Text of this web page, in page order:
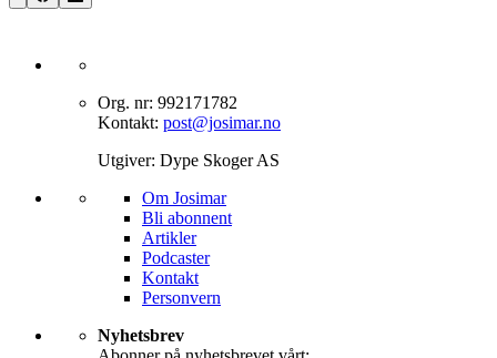
Org. nr: 992171782
Kontakt: post@josimar.no
Utgiver: Dype Skoger AS
Om J‌osimar ‍ ​‍​‍‌‍
Bli abonnent​​​​‌ ‍ ​‍​‍‌‍ ‌ ​‍‌‍‍‌‌‍‌ ‌‍‍‌‌‍ ‍​‍​‍​ ‍‍​‍​‍‌ ​ ‌‍​‌‌‍ ‍‌‍‍‌‌ ‌​‌ ‍‌​‍ ‍‌‍‍‌‌‍ ​‍​‍​‍ ​​‍​‍‌‍‍​‌ ​‍‌‍‌‌‌‍‌‍​‍​‍​ ‍‍​‍​‍‌‍‍​‌ ‌​‌ ‌​‌ ​​‌ ​ ​ ‍‍​‍ ​‍ ‌‍‌‌‌‍‌​‌‍‍‌‌ ‌​​‍ ‍‌‍‍‌‌‍‌​‌‍​‌‌‍‌ ‌ ​‍‌‍​‌‌‍ ‍‌‍‍‍‌‍​‌‌‍ ‍‌ ​ ‌‍‌‌‌‍ ‍​‍ ‍‌‍​ ‌‍ ‌‍ ‌​‍ ‌‍‍‌‌‍ ‍‌ ‌​‌‍‌‌‌‍ ‍‌ ‌​​‍ ‌‍‌‌‌‍‌​‌‍‍‌‌ ‌​​‍ ‌‍ ‌‌‍ ‌‍‌​‌‍‌‌​ ‌‌ ​​‌ ​‍‌‍‌‌‌ ​ ‌‍‌‌‌‍ ‍‌ ‌​‌‍​‌‌ ‌​‌‍‍‌‌‍ ‌‍ ‍​ ‍ ‌‍‍‌‌‍‌​​ ‌‌‍‌‍‌‍ ‌‍ ‌ ‌​‌‍‌‌‌ ​‍​ ‍ ‌ ‌​‌ ‍‌‌ ​​‌‍‌‌​ ‌‌‍‌‍‌‍ ‌‍ ‌ ‌​‌‍‌‌‌ ​‍​ ‍ ‌ ​​‌‍​‌‌ ‌​‌‍‍​​ ‌‌‍​ ‌‍ ‌‍ ​‌ ‌‌‌‍ ‌‌‍ ‍‌ ​ ​‍‌‌​ ‌‌‌​​‍‌‌ ‌‍‍ ‌‍‌‌‌ ‍‌​‍‌‌​ ​ ‌​‌​​‍‌‌​ ​ ‌​‌​​‍‌‌​ ​‍​ ​‍‌‍​‍​ ‍‌‌‍​ ‌‍‌‍‌‍​ ​ ​‌​ ‌​‌‍​‍‌‍‌‍​ ‍​​ ‌‌‌‍​‍​‍‌‌​ ​‍​ ​‍​‍‌‌​ ‌‌‌​‌​​‍ ‍‌‍​ ‌‍ ‌‍ ​‌ ‌‌‌‍ ‌‌‍ ‍‌​‍‌‌ ‌​‌‍‌‌‌‍ ‌‌ ​ ​‍‌‌​ ‌‌‌​​‍‌‌ ‌‍‍ ‌‍‌‌‌ ‍‌​‍‌‌​ ​ ‌​‌​​‍‌‌​ ​ ‌​‌​​‍‌‌​ ​‍​ ​‍‌‍​‌‌‍‌‍​ ‌‍​ ‌​‌‍‌‌​ ‍‌‌‍‌​‌‍​‍​ ‌ ‌‍​‌​ ‌ ​ ​​​‍‌‌​ ​‍​ ​‍​‍‌‌​ ‌‌‌​‌​​‍ ‍‌‍‍‌‌ ‌​‌‍‌‌‌‍ ‌‌ ​ ​‍‌‌​ ‌‌‌​​‍‌‌ ‌‍‍ ‌‍‌‌‌ ‍‌​‍‌‌​ ​ ‌​‌​​‍‌‌​ ​ ‌​‌​​‍‌‌​ ​‍​ ​‍‌‍‌‌‌‍​‌‌‍‌‌​ ‌‍‌‍​‍‌‍‌‌‌‍‌‌‌‍‌‍‌‍​‍​ ‍​​ ​ ​ ​ ​‍‌‌​ ​‍​ ​‍​‍‌‌​ ‌‌‌​‌​​‍ ‍‌‍ ​‌‍​‌‌‍​‍‌‍‌‌‌‍ ​​ ‌‍​‍‌‍​‌‌ ​ ‌‍‌‌‌‌‌‌‌ ​‍‌‍ ​​ ‌‌‍‍​‌ ‌​‌ ‌​‌ ​​‌ ​ ​‍‌‌​ ​ ‌​​‌​‍‌‌​ ​‍‌​‌‍​‍‌‌​ ​‍‌​‌‍‌‍‌‌‌‍‌​‌‍‍‌‌ ‌​​‍ ‍‌‍‍‌‌‍‌​‌‍​‌‌‍‌ ‌ ​‍‌‍​‌‌‍ ‍‌‍‍‍‌‍​‌‌‍ ‍‌ ​ ‌‍‌‌‌‍ ‍​‍ ‍‌‍​ ‌‍ ‌‍ ‌​‍‌‍‌‍‍‌‌‍‌​​ ‌‌‍‌‍‌‍ ‌‍ ‌ ‌​‌‍‌‌‌ ​‍​‍‌‍‌ ‌​‌ ‍‌‌ ​​‌‍‌‌​ ‌‌‍‌‍‌‍ ‌‍ ‌ ‌​‌‍‌‌‌ ​‍​‍‌‍‌ ​​‌‍​‌‌ ‌​‌‍‍​​ ‌‌‍​ ‌‍ ‌‍ ​‌ ‌‌‌‍ ‌‌‍ ‍‌ ​ ​‍‌‌​ ‌‌‌​​‍‌‌ ‌‍‍ ‌‍‌‌‌ ‍‌​‍‌‌​ ​ ‌​‌​​‍‌‌​ ​ ‌​‌​​‍‌‌​ ​‍​ ​‍‌‍​‍​ ‍‌‌‍​ ‌‍‌‍‌‍​ ​ ​‌​ ‌​‌‍​‍‌‍‌‍​ ‍​​ ‌‌‌‍​‍​‍‌‌​ ​‍​ ​‍​‍‌‌​ ‌‌‌​‌​​‍ ‍‌‍​ ‌‍ ‌‍ ​‌ ‌‌‌‍ ‌‌‍ ‍‌​‍‌‌ ‌​‌‍‌‌‌‍ ‌‌ ​ ​‍‌‌​ ‌‌‌​​‍‌‌ ‌‍‍ ‌‍‌‌‌ ‍‌​‍‌‌​ ​ ‌​‌​​‍‌‌​ ​ ‌​‌​​‍‌‌​ ​‍​ ​‍‌‍​‌‌‍‌‍​ ‌‍​ ‌​‌‍‌‌​ ‍‌‌‍‌​‌‍​‍​ ‌ ‌‍​‌​ ‌ ​ ​​​‍‌‌​ ​‍​ ​‍​‍‌‌​ ‌‌‌​‌​​‍ ‍‌‍‍‌‌ ‌​‌‍‌‌‌‍ ‌‌ ​ ​‍‌‌​ ‌‌‌​​‍‌‌ ‌‍‍ ‌‍‌‌‌ ‍‌​‍‌‌​ ​ ‌​‌​​‍‌‌​ ​ ‌​‌​​‍‌‌​ ​‍​ ​‍‌‍‌‌‌‍​‌‌‍‌‌​ ‌‍‌‍​‍‌‍‌‌‌‍‌‌‌‍‌‍‌‍​‍​ ‍​​ ​ ​ ​ ​‍‌‌​ ​‍​ ​‍​‍‌‌​ ‌‌‌​‌​​‍ ‍‌‍ ​‌‍​‌‌‍​‍‌‍‌‌‌‍ ​​‍‌‍‌ ​​‌‍‌‌‌ ​‍‌ ​ ‌ ​​‌‍‌‌‌‍​ ‌ ‌​‌‍‍‌‌ ‌‍‌‍‌‌​ ‌‌ ​​‌ ‌‌‌‍​‍‌‍ ​‌‍‍‌‌ ​ ‌‍‍​‌‍‌‌‌‍‌​​‍​‍‌ ‌
Artikler
Podcaster
Kontakt
Personvern​​​​‌ ‍ ​‍​‍‌‍ ‌ ​‍‌‍‍‌‌‍‌ ‌‍‍‌‌‍ ‍​‍​‍​ ‍‍​‍​‍‌ ​ ‌‍​‌‌‍ ‍‌‍‍‌‌ ‌​‌ ‍‌​‍ ‍‌‍‍‌‌‍ ​‍​‍​‍ ​​‍​‍‌‍‍​‌ ​‍‌‍‌‌‌‍‌‍​‍​‍​ ‍‍​‍​‍‌‍‍​‌ ‌​‌ ‌​‌ ​​‌ ​ ​ ‍‍​‍ ​‍ ‌‍‌‌‌‍‌​‌‍‍‌‌ ‌​​‍ ‍‌‍‍‌‌‍‌​‌‍​‌‌‍‌ ‌ ​‍‌‍​‌‌‍ ‍‌‍‍‍‌‍​‌‌‍ ‍‌ ​ ‌‍‌‌‌‍ ‍​‍ ‍‌‍​ ‌‍ ‌‍ ‌​‍ ‌‍‍‌‌‍ ‍‌ ‌​‌‍‌‌‌‍ ‍‌ ‌​​‍ ‌‍‌‌‌‍‌​‌‍‍‌‌ ‌​​‍ ‌‍ ‌‌‍ ‌‍‌​‌‍‌‌​ ‌‌ ​​‌ ​‍‌‍‌‌‌ ​ ‌‍‌‌‌‍ ‍‌ ‌​‌‍​‌‌ ‌​‌‍‍‌‌‍ ‌‍ ‍​ ‍ ‌‍‍‌‌‍‌​​ ‌‌‍‌‍‌‍ ‌‍ ‌ ‌​‌‍‌‌‌ ​‍​ ‍ ‌ ‌​‌ ‍‌‌ ​​‌‍‌‌​ ‌‌‍‌‍‌‍ ‌‍ ‌ ‌​‌‍‌‌‌ ​‍​ ‍ ‌ ​​‌‍​‌‌ ‌​‌‍‍​​ ‌‌‍​ ‌‍ ‌‍ ​‌ ‌‌‌‍ ‌‌‍ ‍‌ ​ ​‍‌‌​ ‌‌‌​​‍‌‌ ‌‍‍ ‌‍‌‌‌ ‍‌​‍‌‌​ ​ ‌​‌​​‍‌‌​ ​ ‌​‌​​‍‌‌​ ​‍​ ​‍‌‍​‍​ ‍‌‌‍​ ‌‍‌‍‌‍​ ​ ​‌​ ‌​‌‍​‍‌‍‌‍​ ‍​​ ‌‌‌‍​‍​‍‌‌​ ​‍​ ​‍​‍‌‌​ ‌‌‌​‌​​‍ ‍‌‍​ ‌‍ ‌‍ ​‌ ‌‌‌‍ ‌‌‍ ‍‌​‍‌‌ ‌​‌‍‌‌‌‍ ‌‌ ​ ​‍‌‌​ ‌‌‌​​‍‌‌ ‌‍‍ ‌‍‌‌‌ ‍‌​‍‌‌​ ​ ‌​‌​​‍‌‌​ ​ ‌​‌​​‍‌‌​ ​‍​ ​‍‌‍​‌‌‍‌‍​ ‌‍​ ‌​‌‍‌‌​ ‍‌‌‍‌​‌‍​‍​ ‌ ‌‍​‌​ ‌ ​ ​​​‍‌‌​ ​‍​ ​‍​‍‌‌​ ‌‌‌​‌​​‍ ‍‌‍‍‌‌ ‌​‌‍‌‌‌‍ ‌‌ ​ ​‍‌‌​ ‌‌‌​​‍‌‌ ‌‍‍ ‌‍‌‌‌ ‍‌​‍‌‌​ ​ ‌​‌​​‍‌‌​ ​ ‌​‌​​‍‌‌​ ​‍​ ​‍​ ‌‌‌‍​ ‌‍‌​​ ​‍​ ‍‌​ ​‍​ ​‌‌‍‌​​ ‌‍‌‍‌‌​ ‌‌​ ‌‍​‍‌‌​ ​‍​ ​‍​‍‌‌​ ‌‌‌​‌​​‍ ‍‌‍ ​‌‍​‌‌‍​‍‌‍‌‌‌‍ ​​ ‌‍​‍‌‍​‌‌ ​ ‌‍‌‌‌‌‌‌‌ ​‍‌‍ ​​ ‌‌‍‍​‌ ‌​‌ ‌​‌ ​​‌ ​ ​‍‌‌​ ​ ‌​​‌​‍‌‌​ ​‍‌​‌‍​‍‌‌​ ​‍‌​‌‍‌‍‌‌‌‍‌​‌‍‍‌‌ ‌​​‍ ‍‌‍‍‌‌‍‌​‌‍​‌‌‍‌ ‌ ​‍‌‍​‌‌‍ ‍‌‍‍‍‌‍​‌‌‍ ‍‌ ​ ‌‍‌‌‌‍ ‍​‍ ‍‌‍​ ‌‍ ‌‍ ‌​‍‌‍‌‍‍‌‌‍‌​​ ‌‌‍‌‍‌‍ ‌‍ ‌ ‌​‌‍‌‌‌ ​‍​‍‌‍‌ ‌​‌ ‍‌‌ ​​‌‍‌‌​ ‌‌‍‌‍‌‍ ‌‍ ‌ ‌​‌‍‌‌‌ ​‍​‍‌‍‌ ​​‌‍​‌‌ ‌​‌‍‍​​ ‌‌‍​ ‌‍ ‌‍ ​‌ ‌‌‌‍ ‌‌‍ ‍‌ ​ ​‍‌‌​ ‌‌‌​​‍‌‌ ‌‍‍ ‌‍‌‌‌ ‍‌​‍‌‌​ ​ ‌​‌​​‍‌‌​ ​ ‌​‌​​‍‌‌​ ​‍​ ​‍‌‍​‍​ ‍‌‌‍​ ‌‍‌‍‌‍​ ​ ​‌​ ‌​‌‍​‍‌‍‌‍​ ‍​​ ‌‌‌‍​‍​‍‌‌​ ​‍​ ​‍​‍‌‌​ ‌‌‌​‌​​‍ ‍‌‍​ ‌‍ ‌‍ ​‌ ‌‌‌‍ ‌‌‍ ‍‌​‍‌‌ ‌​‌‍‌‌‌‍ ‌‌ ​ ​‍‌‌​ ‌‌‌​​‍‌‌ ‌‍‍ ‌‍‌‌‌ ‍‌​‍‌‌​ ​ ‌​‌​​‍‌‌​ ​ ‌​‌​​‍‌‌​ ​‍​ ​‍‌‍​‌‌‍‌‍​ ‌‍​ ‌​‌‍‌‌​ ‍‌‌‍‌​‌‍​‍​ ‌ ‌‍​‌​ ‌ ​ ​​​‍‌‌​ ​‍​ ​‍​‍‌‌​ ‌‌‌​‌​​‍ ‍‌‍‍‌‌ ‌​‌‍‌‌‌‍ ‌‌ ​ ​‍‌‌​ ‌‌‌​​‍‌‌ ‌‍‍ ‌‍‌‌‌ ‍‌​‍‌‌​ ​ ‌​‌​​‍‌‌​ ​ ‌​‌​​‍‌‌​ ​‍​ ​‍​ ‌‌‌‍​ ‌‍‌​​ ​‍​ ‍‌​ ​‍​ ​‌‌‍‌​​ ‌‍‌‍‌‌​ ‌‌​ ‌‍​‍‌‌​ ​‍​ ​‍​‍‌‌​ ‌‌‌​‌​​‍ ‍‌‍ ​‌‍​‌‌‍​‍‌‍‌‌‌‍ ​​‍‌‍‌ ​​‌‍‌‌‌ ​‍‌ ​ ‌ ​​‌‍‌‌‌‍​ ‌ ‌​‌‍‍‌‌ ‌‍‌‍‌‌​ ‌‌ ​​‌ ‌‌‌‍​‍‌‍ ​‌‍‍‌‌ ​ ‌‍‍​‌‍‌‌‌‍‌​​‍​‍‌ ‌
Nyhetsbrev